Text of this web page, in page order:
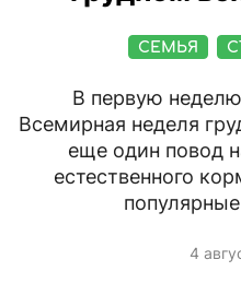
СЕМЬЯ
В первую
Всемирная неделя
еще один повод
естественного
4